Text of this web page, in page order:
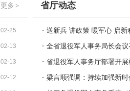
更多 >
02-25
02-13
02-13
02-12
省厅动态
送新兵 讲政策 暖军心 启
局开展欢送2026年春季新兵
全省退役军人事务局长会议
省退役军人事务厅部署开
教育
梁言顺强调：持续加强新